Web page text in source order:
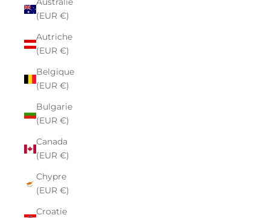
(EUR €)
Autriche
(EUR €)
Belgique
(EUR €)
Bulgarie
(EUR €)
Canada
(EUR €)
Chypre
(EUR €)
Croatie